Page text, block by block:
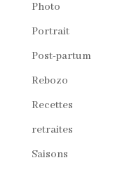
Photo
Portrait
Post-partum
Rebozo
Recettes
retraites
Saisons